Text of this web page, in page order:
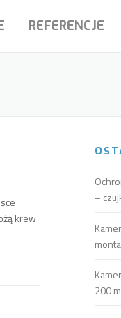
REFERENCJE
krew
–
200